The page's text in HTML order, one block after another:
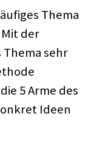
Thema
der
sehr
5 Arme des
Ideen